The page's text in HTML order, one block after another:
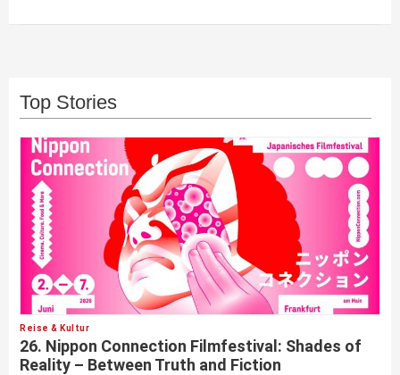
Top Stories
Reise & Kultur
26. Nippon Connection Filmfestival: Shades of
Reality – Between Truth and Fiction